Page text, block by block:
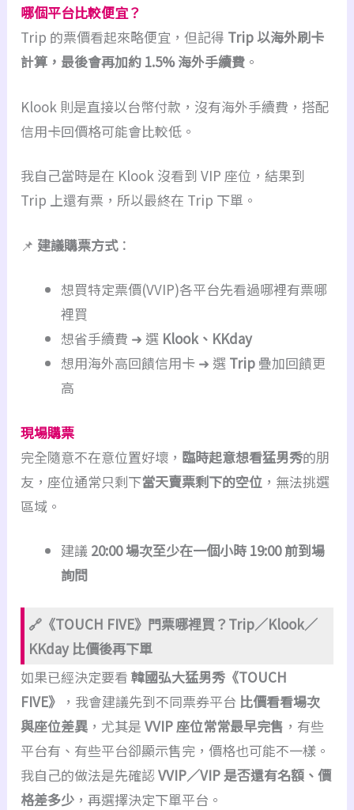
哪個平台比較便宜？
Trip 的票價看起來略便宜，但記得 Trip 以海外刷卡
計算，最後會再加約 1.5% 海外手續費 。
Klook 則是直接以台幣付款，沒有海外手續費，搭配
信用卡回價格可能會比較低。
我自己當時是在 Klook 沒看到 VIP 座位，結果到
Trip 上還有票，所以最終在 Trip 下單。
📌 建議購票方式：
想買特定票價(VVIP)各平台先看過哪裡有票哪
裡買
想省手續費 ➜ 選 Klook、KKday
想用海外高回饋信用卡 ➜ 選 Trip 疊加回饋更
高
現場購票
完全隨意不在意位置好壞， 臨時起意想看猛男秀的朋
友，座位通常只剩下當天賣票剩下的空位 ，無法挑選
區域。
建議 20:00 場次至少在一個小時 19:00 前到場
詢問
🔗《TOUCH FIVE》門票哪裡買？Trip／Klook／
KKday 比價後再下單
如果已經決定要看韓國弘大猛男秀《TOUCH
FIVE》 ，我會建議先到不同票券平台 比價看看場次
與座位差異 ，尤其是VVIP 座位常常最早完售 ，有些
平台有、有些平台卻顯示售完，價格也可能不一樣。
我自己的做法是先確認VVIP／VIP 是否還有名額、價
格差多少 ，再選擇決定下單平台。